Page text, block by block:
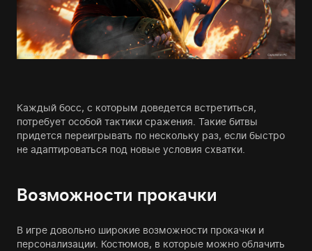
Каждый босс, с которым доведется встретиться,
потребует особой тактики сражения. Такие битвы
придется переигрывать по нескольку раз, если быстро
не адаптироваться под новые условия схватки.
Возможности прокачки
В игре довольно широкие возможности прокачки и
персонализации. Костюмов, в которые можно облачить